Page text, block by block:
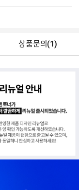
상품문의 (1)